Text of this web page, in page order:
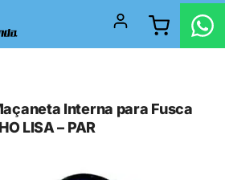
Interna para Fusca
LISA – PAR